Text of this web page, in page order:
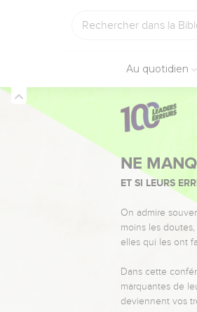
Au quotidien
NE
ET SI LEURS
On admire
moins les
elles qui les ont
Dans cette
marquantes de
deviennent vos